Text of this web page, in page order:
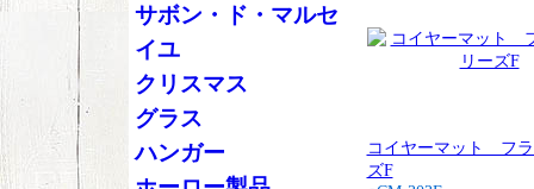
コイヤーマット フ
ズF
サボン・ド・マルセ
イユ
クリスマス
グラス
ハンガー